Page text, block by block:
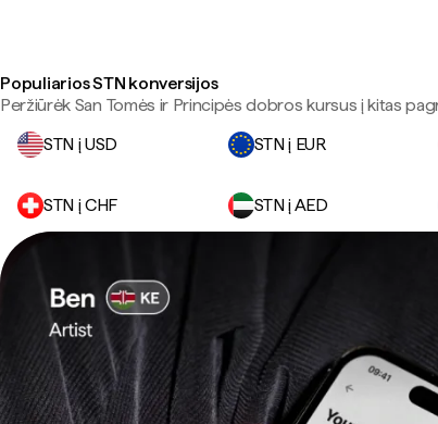
Populiarios STN konversijos
Peržiūrėk San Tomės ir Principės dobros kursus į kitas
STN į USD
STN į EUR
STN į CHF STN į AED